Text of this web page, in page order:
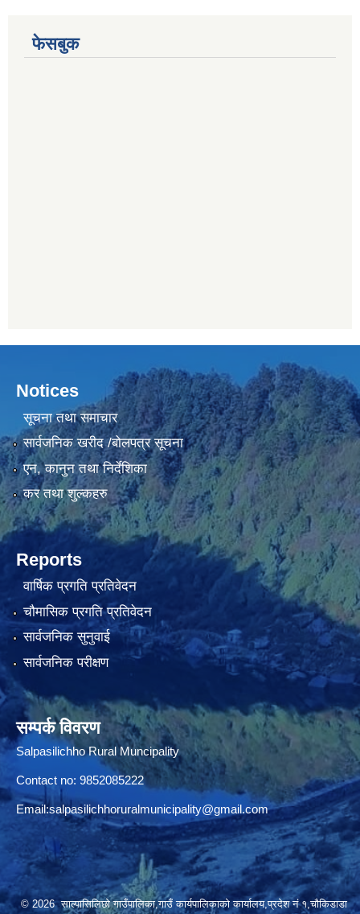
फेसबुक
Notices
सूचना तथा समाचार
सार्वजनिक खरीद /बोलपत्र सूचना
एन, कानुन तथा निर्देशिका
कर तथा शुल्कहरु
Reports
वार्षिक प्रगति प्रतिवेदन
चौमासिक प्रगति प्रतिवेदन
सार्वजनिक सुनुवाई
सार्वजनिक परीक्षण
सम्पर्क विवरण
Salpasilichho Rural Muncipality
Contact no: 9852085222
Email:salpasilichhoruralmunicipality@gmail.com
© 2026 साल्पासिलिछो गाउँपालिका,गाउँ कार्यपालिकाको कार्यालय,प्रदेश नं १,चौकिडाडा